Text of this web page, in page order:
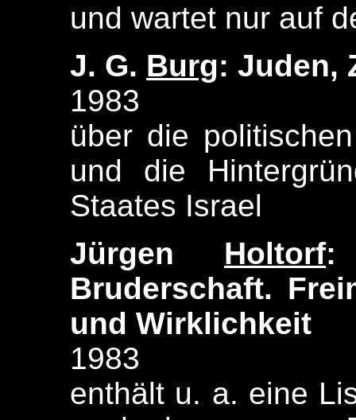
und wartet nur auf
J. G. Burg: Juden,
1983
über die
und die
Staates Israel
Jürgen Holtorf:
Bruderschaft.
und Wirklichkeit
1983
enthält u. a. eine